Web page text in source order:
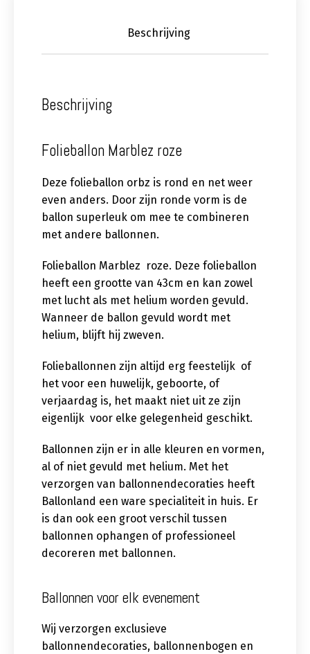
Beschrijving
Beschrijving
Folieballon Marblez roze
Deze folieballon orbz is rond en net weer
even anders. Door zijn ronde vorm is de
ballon superleuk om mee te combineren
met andere ballonnen.
Folieballon Marblez roze. Deze folieballon
heeft een grootte van 43cm en kan zowel
met lucht als met helium worden gevuld.
Wanneer de ballon gevuld wordt met
helium, blijft hij zweven.
Folieballonnen zijn altijd erg feestelijk of
het voor een huwelijk, geboorte, of
verjaardag is, het maakt niet uit ze zijn
eigenlijk voor elke gelegenheid geschikt.
Ballonnen zijn er in alle kleuren en vormen,
al of niet gevuld met helium. Met het
verzorgen van ballonnendecoraties heeft
Ballonland een ware specialiteit in huis. Er
is dan ook een groot verschil tussen
ballonnen ophangen of professioneel
decoreren met ballonnen.
Ballonnen voor elk evenement
Wij verzorgen exclusieve
ballonnendecoraties, ballonnenbogen en